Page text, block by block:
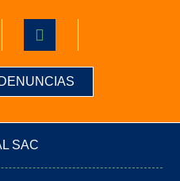
SAC